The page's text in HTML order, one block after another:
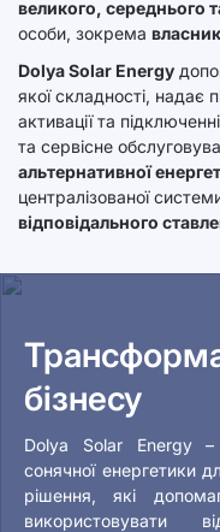
великого, середнього
особи, зокрема
Dolya Solar Energy
якої складності, надає
активації та
та сервісне
альтернативної
централізованої
відповідального
бізнесу
Dolya Solar Energy
сонячної енергетики
рішення, які
використовувати